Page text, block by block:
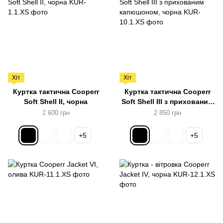
Хіт
Куртка тактична Cooperr
Soft Shell II, чорна
2 600 грн
+5
Хіт
Куртка тактична Cooperr
Soft Shell III з прихованим
капюшоном, чорна
2 850 грн
+5